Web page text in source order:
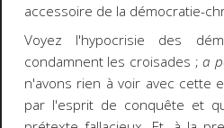
accessoire de la démocratie-
Voyez l'hypocrisie des
condamnent les croisades ;a
n'avons rien à voir avec cette
par l'esprit de conquête et